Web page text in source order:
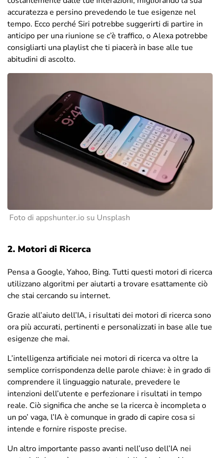
accuratezza e persino prevedendo le tue esigenze nel
tempo. Ecco perché Siri potrebbe suggerirti di partire in
anticipo per una riunione se c’è traffico, o Alexa potrebbe
consigliarti una playlist che ti piacerà in base alle tue
abitudini di ascolto.
Foto di appshunter.io su Unsplash
2. Motori di Ricerca
Pensa a Google, Yahoo, Bing. Tutti questi motori di ricerca
utilizzano algoritmi per aiutarti a trovare esattamente ciò
che stai cercando su internet.
Grazie all’aiuto dell’IA, i risultati dei motori di ricerca sono
ora più accurati, pertinenti e personalizzati in base alle tue
esigenze che mai.
L’intelligenza artificiale nei motori di ricerca va oltre la
semplice corrispondenza delle parole chiave: è in grado di
comprendere il linguaggio naturale, prevedere le
intenzioni dell’utente e perfezionare i risultati in tempo
reale. Ciò significa che anche se la ricerca è incompleta o
un po’ vaga, l’IA è comunque in grado di capire cosa si
intende e fornire risposte precise.
Un altro importante passo avanti nell’uso dell’IA nei